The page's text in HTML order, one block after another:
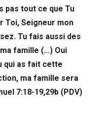
pas tout ce que Tu
Toi, Seigneur mon
Tu fais aussi des
famille (…) Oui
qui as fait cette
ma famille sera
7:18-19,29b (PDV)